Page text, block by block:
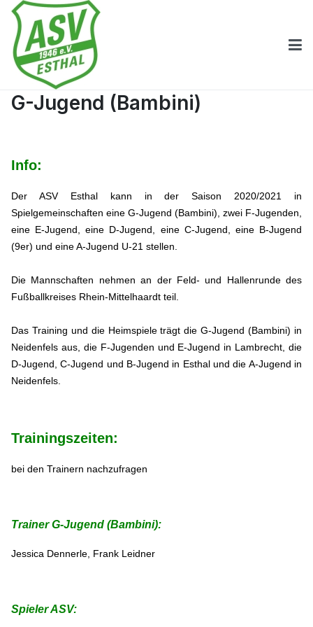
G-Jugend (Bambini)
Info:
Der ASV Esthal kann in der Saison 2020/2021 in
Spielgemeinschaften eine G-Jugend (Bambini), zwei F-Jugenden,
eine E-Jugend, eine D-Jugend, eine C-Jugend, eine B-Jugend
(9er) und eine A-Jugend U-21 stellen.
Die Mannschaften nehmen an der Feld- und Hallenrunde des
Fußballkreises Rhein-Mittelhaardt teil.
Das Training und die Heimspiele trägt die G-Jugend (Bambini) in
Neidenfels aus, die F-Jugenden und E-Jugend in Lambrecht, die
D-Jugend, C-Jugend und B-Jugend in Esthal und die A-Jugend in
Neidenfels.
Trainingszeiten:
bei den Trainern nachzufragen
Trainer G-Jugend (Bambini):
Jessica Dennerle, Frank Leidner
Spieler ASV: